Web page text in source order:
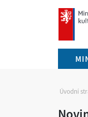
mkcr.cz
Úvodní